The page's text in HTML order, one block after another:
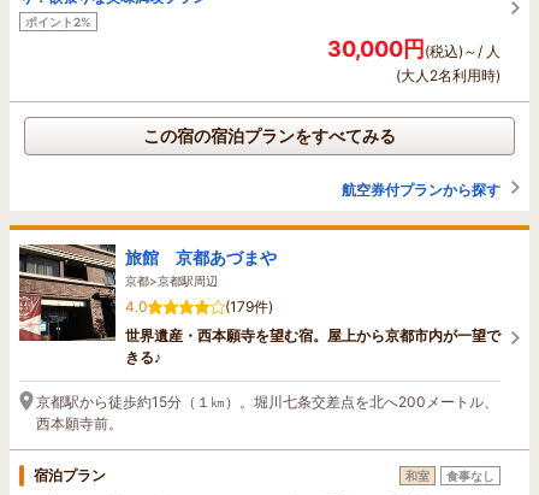
ポイント2%
30,000円(税込)～/ 人
(大人2名利用時)
この宿の宿泊プランをすべてみる
航空券付プランから探す
旅館 京都あづまや
京都>京都駅周辺
4.0
(179件)
世界遺産・西本願寺を望む宿。屋上から京都市内が一望で
きる♪
京都駅から徒歩約15分（１㎞）。堀川七条交差点を北へ200メートル、
西本願寺前。
宿泊プラン 和室 食事なし